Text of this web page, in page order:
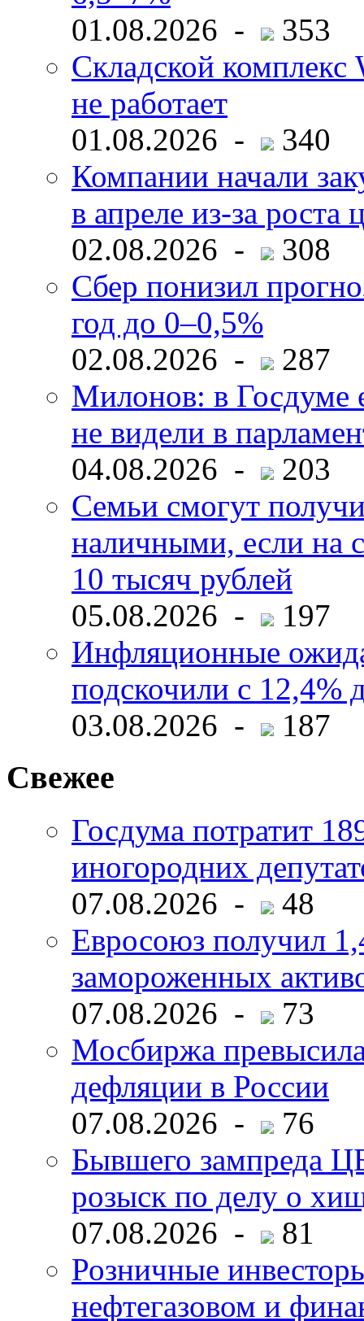
01.08.2026 -
353
Складской комплекс
не работает
01.08.2026 -
340
Компании начали
в апреле из-за роста
02.08.2026 -
308
Сбер понизил
год до 0–0,5%
02.08.2026 -
287
Милонов: в Госдуме
не видели в
04.08.2026 -
203
Семьи смогут
наличными, если на
10 тысяч рублей
05.08.2026 -
197
Инфляционные
подскочили с 12,4%
03.08.2026 -
187
Свежее
Госдума потратит
иногородних
07.08.2026 -
48
Евросоюз получил
замороженных
07.08.2026 -
73
Мосбиржа
дефляции в России
07.08.2026 -
76
Бывшего зампреда
розыск по делу о
07.08.2026 -
81
Розничные
нефтегазовом и